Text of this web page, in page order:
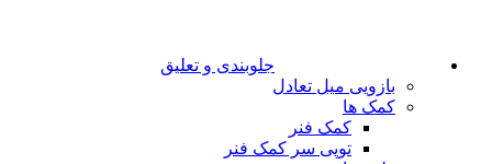
جلوبندی و تعلیق
بازویی میل تعادل
کمک ها
کمک فنر
توپی سر کمک فنر